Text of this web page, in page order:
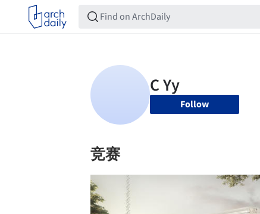
Follow
竞赛